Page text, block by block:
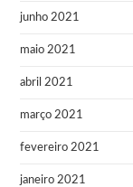
junho 2021
maio 2021
abril 2021
março 2021
fevereiro 2021
janeiro 2021